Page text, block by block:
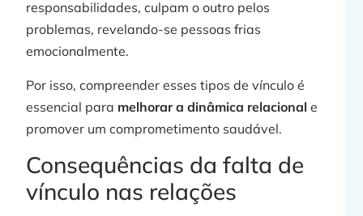
responsabilidades, culpam o outro pelos
problemas, revelando-se pessoas frias
emocionalmente.
Por isso, compreender esses tipos de vínculo é
essencial para melhorar a dinâmica relacional e
promover um comprometimento saudável.
Consequências da falta de
vínculo nas relações